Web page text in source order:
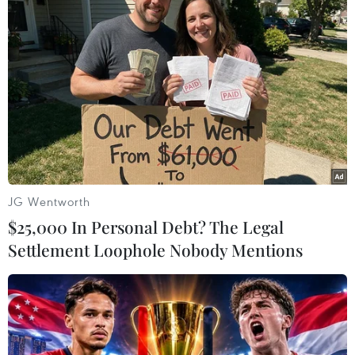
biệt này được lựa chọn cách thể hiện đặc biệt,
sao cho dòng sáng tác âm nhạc của Đỗ Nhuận
quyện chặt với những trang đời của nhà hoạt
động cách mạng Đỗ Nhuận, để cùng lúc phác
họa chân dung con người và chân dung sáng
tác. Vì thế, ngoài biểu diễn ca nhạc, chương
trình còn có một số các video clip, các hiệu ứng
khác để góp phần làm nổi bật câu chuyện về âm
thanh và cuộc đời của nhạc sỹ Đỗ Nhuận.
Ca khúc "Việt Nam quê hương tôi" khép lại một
chương trình nghệ thuật đặc biệt tri ân và tưởng
nhớ Nhạc sỹ Đỗ Nhuận. Một chương trình nghệ
thuật giàu cảm xúc, đậm tính nghệ thuật, phần
nào khắc họa được chân dung một nhạc sỹ tài
năng, một trong những người mở lối cho âm
nhạc cách mạng Việt Nam, một nhà hoạt động
JG Wentworth
$25,000 In Personal Debt? The Legal
Settlement Loophole Nobody Mentions